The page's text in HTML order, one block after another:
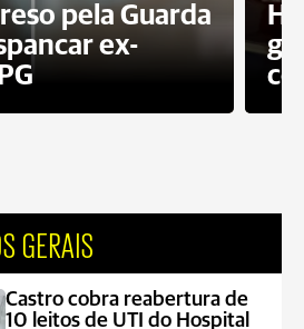
pela Guarda
ex-
GERAIS
Castro cobra reabertura de
10 leitos de UTI do Hospital